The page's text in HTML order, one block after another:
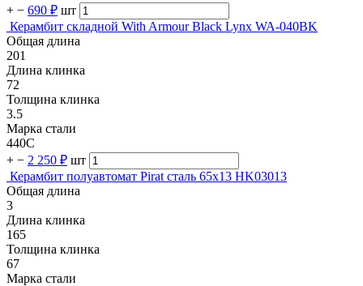
+ − 690 ₽ шт
Керамбит складной With Armour Black Lynx WA-040BK
Общая длина
201
Длина клинка
72
Толщина клинка
3.5
Марка стали
440C
+ − 2 250 ₽ шт
Керамбит полуавтомат Pirat сталь 65х13 HK03013
Общая длина
3
Длина клинка
165
Толщина клинка
67
Марка стали